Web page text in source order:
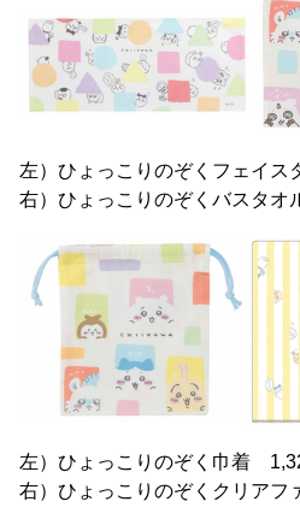
左）ひょっこりのぞくフェイ
右）ひょっこりのぞくバスタ
左）ひょっこりのぞく巾着
右）ひょっこりのぞくクリア